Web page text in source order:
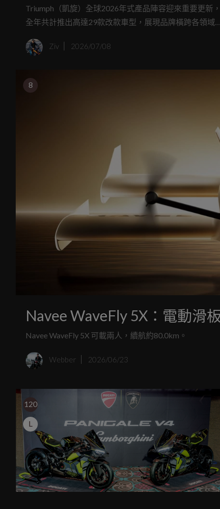
際重機展，Speedmaster霸氣
回歸
Triumph（凱旋）全球2026年式產品陣容迎來重要更新
全年共計推出高達29款改款車型，展現品牌橫跨各領域
「2026國際重型機車展」中，以「英倫經典，多元啟程
論你是剛考到大重駕照的新手，還是追求極致品味的老
機，都能在這裡找到屬於自己的那台「夢想座駕」。
Ziv 2026/07/08
8
Navee WaveFly 5X：電動滑
Navee WaveFly 5X 可載兩人，續航約80.0km。
Webber 2026/06/23
120
L